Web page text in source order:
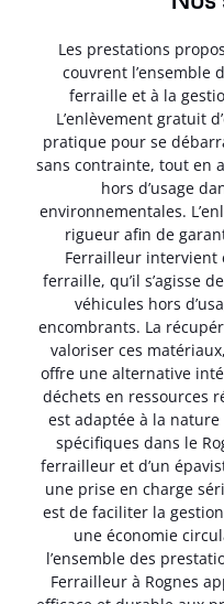
Les prestations
couvrent l’ensemble
ferraille et à la
L’enlèvement gratuit
pratique pour se
sans contrainte, tout en
hors d’usage
environnementales.
rigueur afin de
Ferrailleur intervient
ferraille, qu’il s’agisse
véhicules hors
encombrants. La
valoriser ces
offre une alternative
déchets en ressources
est adaptée à la
spécifiques dans le
ferrailleur et d’un
une prise en charge
est de faciliter la
une économie
l’ensemble des
Ferrailleur à Rognes